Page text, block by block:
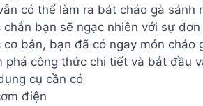
có thể làm ra bát cháo gà sánh
chắn bạn sẽ ngạc nhiên với sự
cơ bản, bạn đã có ngay món cháo
phá công thức chi tiết và bắt đầu
cụ cần có
điện